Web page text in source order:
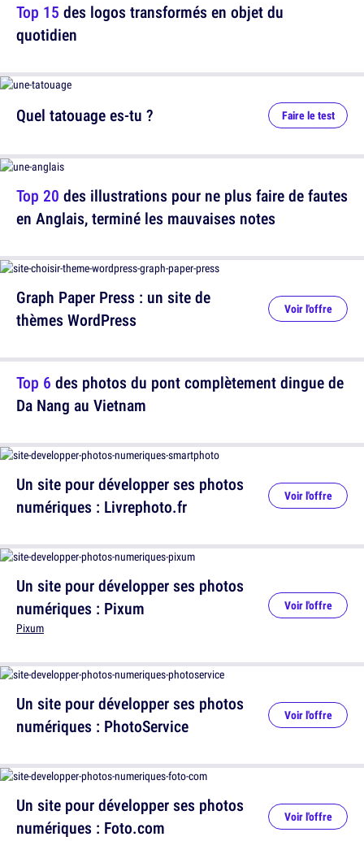
Top 15 des logos transformés en objet du
quotidien
Top 20 des illustrations pour ne plus faire de fautes
en Anglais, terminé les mauvaises notes
Top 6 des photos du pont complètement dingue de
Da Nang au Vietnam
Un site pour développer ses photos
numériques : Pixum
Pixum
Voir l'offre
Un site pour développer ses photos
numériques : Foto.com
Voir l'offre
Quel tatouage es-tu ? Faire le test
Graph Paper Press : un site de
thèmes WordPress
Voir l'offre
Un site pour développer ses photos
numériques : Livrephoto.fr
Voir l'offre
Un site pour développer ses photos
numériques : PhotoService
Voir l'offre